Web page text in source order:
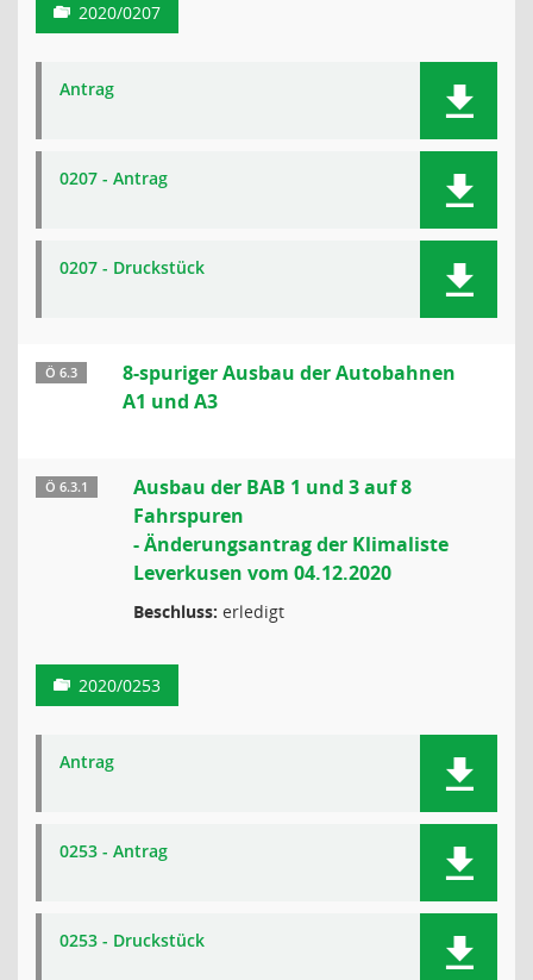
2020/0207
Antrag
0207 - Antrag
0207 - Druckstück
Ö 6.3
8-spuriger Ausbau der Autobahnen
A1 und A3
Ö 6.3.1
Ausbau der BAB 1 und 3 auf 8
Fahrspuren
- Änderungsantrag der Klimaliste
Leverkusen vom 04.12.2020
Beschluss: erledigt
2020/0253
Antrag
0253 - Antrag
0253 - Druckstück